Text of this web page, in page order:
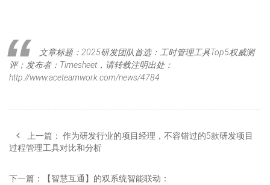
文章标题：2025研发团队首选：工时管理工具Top5权威测
评；发布者：Timesheet，请转载注明出处：
http://www.aceteamwork.com/news/4784
上一篇： 作为研发行业的项目经理，不容错过的5款研发项目
过程管理工具对比和分析
下一篇：
【智慧互通】的双系统智能联动：